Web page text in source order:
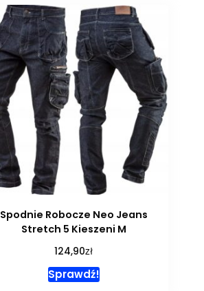
Spodnie Robocze Neo Jeans
Stretch 5 Kieszeni M
124,90zł
Sprawdź!